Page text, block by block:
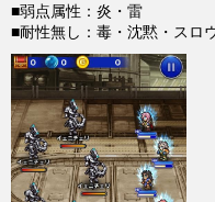
■弱点属性：炎・雷
■耐性無し：毒・沈黙・スロ